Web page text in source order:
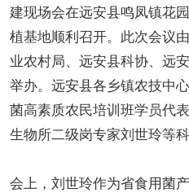
建现场会在远安县鸣凤镇花
植基地顺利召开。此次会议
业农村局、远安县科协、远
举办。远安县各乡镇农技中
菌高素质农民培训班学员代
生物所二级岗专家刘世玲等
会上，刘世玲作为省食用菌